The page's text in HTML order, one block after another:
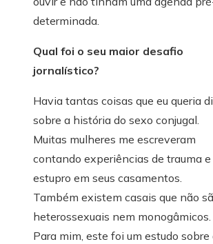
determinada.
Qual foi o seu maior desafio
jornalístico?
Havia tantas coisas que eu queria
sobre a história do sexo conjugal.
Muitas mulheres me escreveram
contando experiências de trauma e
estupro em seus casamentos.
Também existem casais que não
heterossexuais nem monogâmicos.
Para mim, este foi um estudo sobre